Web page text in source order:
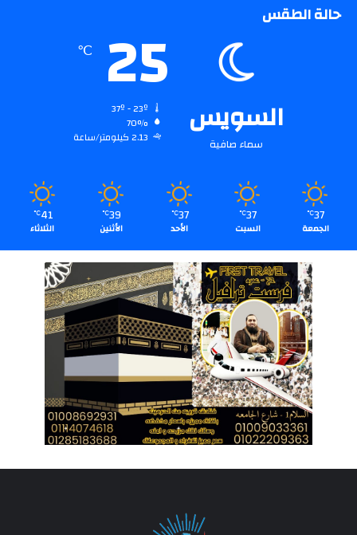
حالة الطقس
السويس
سماء صافية
25
℃
70%
2.13 كيلومتر/ساعة
37
℃
الجمعة
37
℃
السبت
37
℃
الأحد
39
℃
الأثنين
41
℃
الثلاثاء